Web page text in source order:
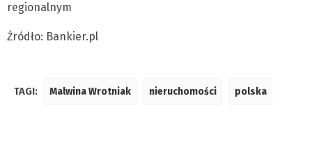
regionalnym
Źródło: Bankier.pl
TAGI: Malwina Wrotniak nieruchomości polska